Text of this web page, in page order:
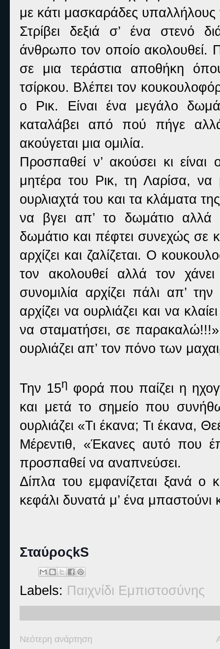
με κάτι μασκαράδες υπαλλήλους
Στρίβει δεξιά σ’ ένα στενό
άνθρωπο τον οποίο ακολουθεί.
σε μια τεράστια αποθήκη
τσίρκου. Βλέπει τον
ο Ρικ. Είναι ένα μεγάλο
καταλάβει από πού πήγε
ακούγεται μια ομιλία.
Προσπαθεί ν’ ακούσει κι
μητέρα του Ρικ, τη Λαρίσα, να
ουρλιαχτά του και τα κλάματα
να βγει απ’ το δωμάτιο αλλά
δωμάτιο και πέφτει συνεχώς σε
αρχίζει και ζαλίζεται. Ο
τον ακολουθεί αλλά τον
συνομιλία αρχίζει πάλι απ’
αρχίζει να ουρλιάζει και να
να σταματήσει, σε
ουρλιάζει απ’ τον πόνο των
Την 15η φορά που παίζει η
και μετά το σημείο που
ουρλιάζει «Τι έκανα; Τι έκανα,
Μέρεντιθ, «Έκανες αυτό που
προσπαθεί να αναπνεύσει.
Δίπλα του εμφανίζεται ξανά ο
κεφάλι δυνατά μ’ ένα μπαστούνι
ΣταύροςkS
Labels: Παιχνίδι Εμπιστοσύνης
Νεότερη ανάρτηση